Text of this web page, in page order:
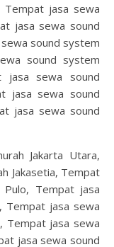
Tempat jasa sewa
jasa sewa sound
sound system
sound system
jasa sewa sound
jasa sewa sound
jasa sewa sound
Jakarta Utara,
Jakasetia, Tempat
Tempat jasa
Tempat jasa sewa
Tempat jasa sewa
jasa sewa sound